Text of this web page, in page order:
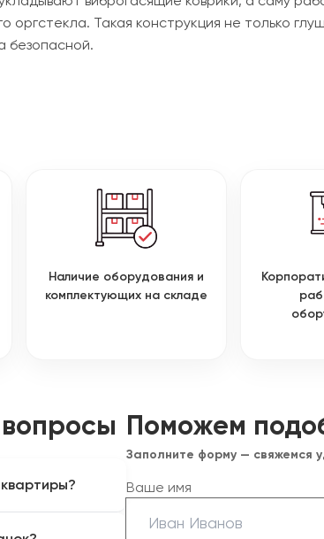
Такая конструкция не только
безопасной.
Наличие оборудования и
комплектующих на складе
Поможем
Заполните форму — свяжемся
Ваше имя